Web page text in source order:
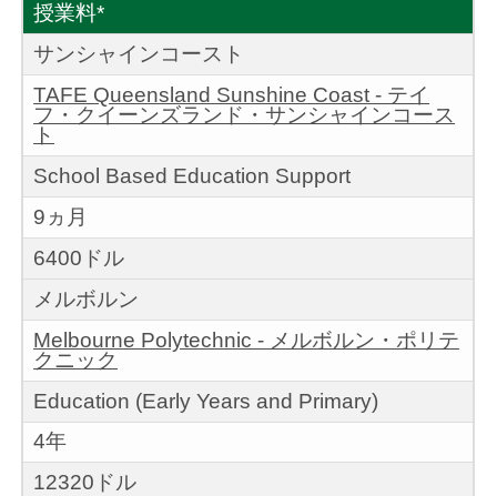
授業料*
サンシャインコースト
TAFE Queensland Sunshine Coast - テイ
フ・クイーンズランド・サンシャインコース
ト
School Based Education Support
9ヵ月
6400ドル
メルボルン
Melbourne Polytechnic - メルボルン・ポリテ
クニック
Education (Early Years and Primary)
4年
12320ドル